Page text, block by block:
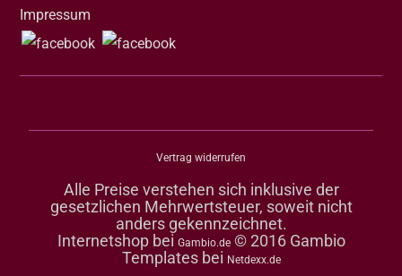
Impressum
Vertrag widerrufen
Alle Preise verstehen sich inklusive der
gesetzlichen Mehrwertsteuer, soweit nicht
anders gekennzeichnet.
Internetshop bei Gambio.de© 2016 Gambio
Templates bei Netdexx.de